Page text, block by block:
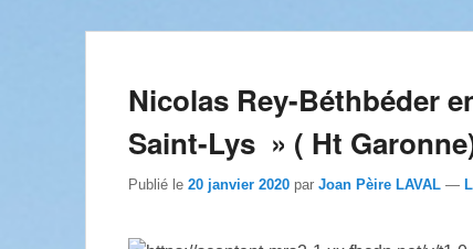
Nicolas Rey-Béthbéder
Saint-Lys » ( Ht
Publié le 20 janvier 2020 par Joan Pèire LAVAL —